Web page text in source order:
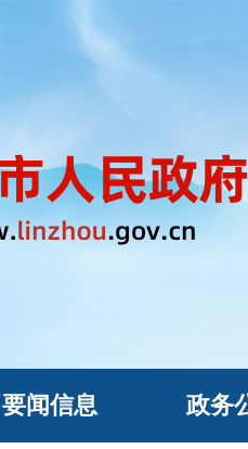
要闻信息 政务